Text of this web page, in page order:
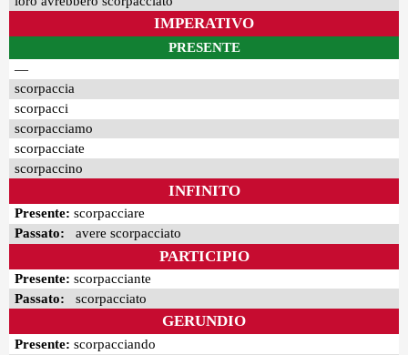
IMPERATIVO
PRESENTE
—
scorpaccia
scorpacci
scorpacciamo
scorpacciate
scorpaccino
INFINITO
Presente: scorpacciare
Passato: avere scorpacciato
PARTICIPIO
Presente: scorpacciante
Passato: scorpacciato
GERUNDIO
Presente: scorpacciando